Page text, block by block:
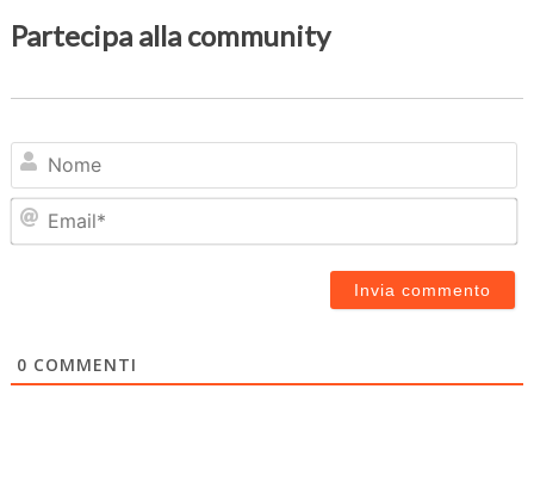
Partecipa alla community
0 COMMENTI